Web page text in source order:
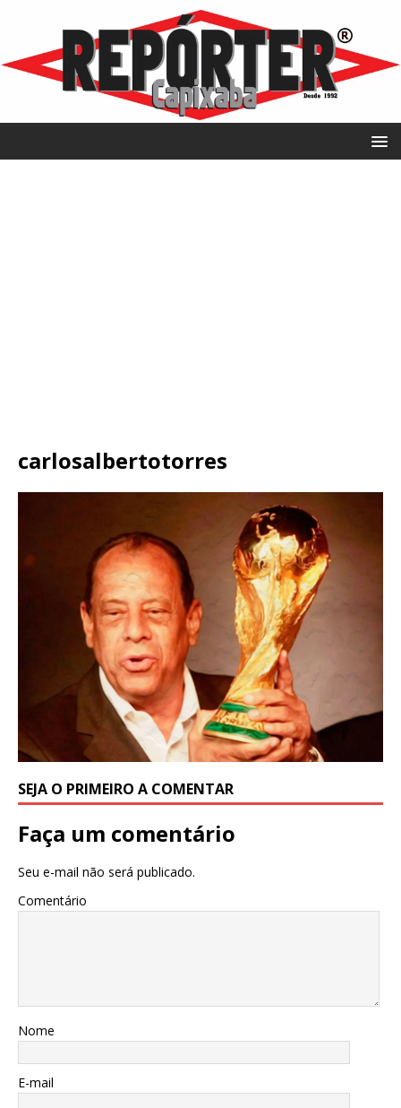
carlosalbertotorres
SEJA O PRIMEIRO A COMENTAR
Faça um comentário
Seu e-mail não será publicado.
Comentário
Nome
E-mail